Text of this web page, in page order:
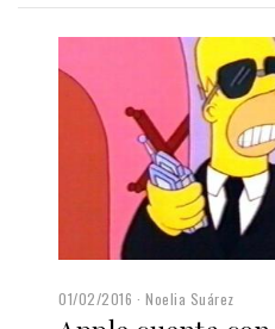
01/02/2016 Noelia Suárez